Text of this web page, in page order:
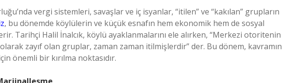
vergi sistemleri, savaşlar ve iç isyanlar, “itilen” ve “kakılan” grupların
, bu dönemde köylülerin ve küçük esnafın hem ekonomik hem de sosyal
Tarihçi Halil İnalcık, köylü ayaklanmalarını ele alırken, “Merkezi otoritenin
zayıf olan gruplar, zaman zaman itilmişlerdir” der. Bu dönem, kavramın
önemli bir kırılma noktasıdır.